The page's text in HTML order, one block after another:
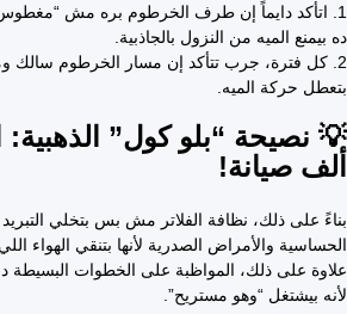
1. اتأكد دايماً إن طرف الخرطوم بره مش
ده بيمنع الميه من النزول بالجاذبية.
2. كل فترة، جرب تتأكد إن مسار الخرطوم سالك
بتعطل حركة الميه.
💡 نصيحة “بلو كول”
ألف صيانة!
بناءً على ذلك، نظافة الفلاتر مش بس بتخلي
الحساسية والأمراض الصدرية لأنها بتنقي الهواء
علاوة على ذلك، المواظبة على الخطوات البسيطة
لأنه بيشتغل “وهو مستريح”.